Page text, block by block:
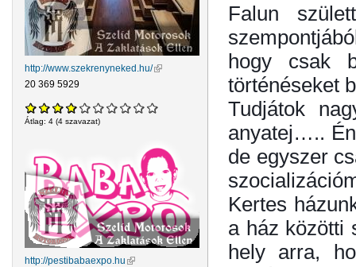
http://www.szekrenyneked.hu/(külső hivatkozás)
20 369 5929
Átlag: 4 (4 szavazat)
http://pestibabaexpo.hu (külső hivatkozás)
Falun
hogy csak
történéseket
Tudjátok
anyatej…..
de egyszer
Kertes
a ház közötti
hely arra,